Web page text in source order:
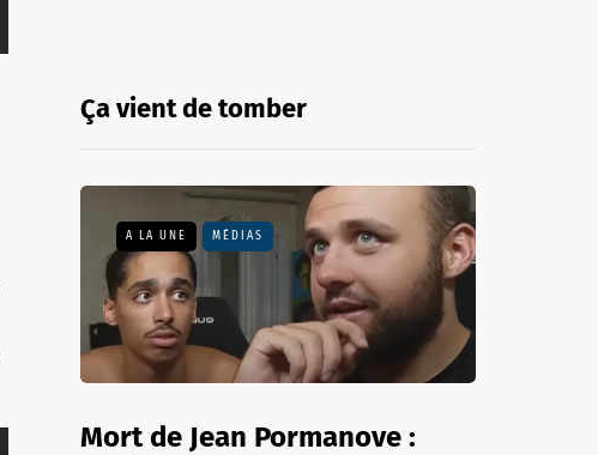
Ça vient de tomber
A LA UNE MÉDIAS
Mort de Jean Pormanove :